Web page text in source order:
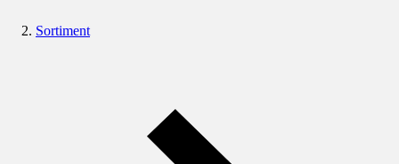
Sortiment